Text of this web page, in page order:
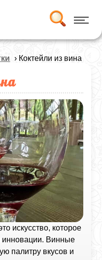
› Коктейли из вина
искусство, которое
инновации. Винные
палитру вкусов и